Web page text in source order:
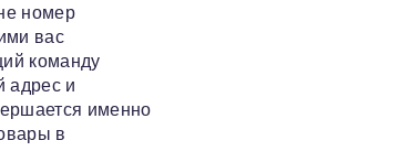
номер
вас
команду
адрес и
именно
в